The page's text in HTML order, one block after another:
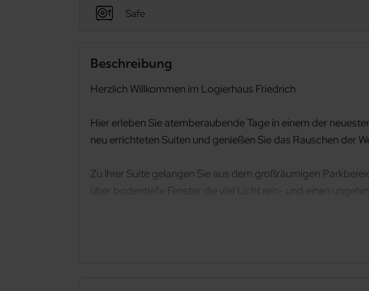
Safe
Beschreibung
Herzlich Willkommen im Logierhaus Friedrich
Hier erleben Sie atemberaubende Tage in einem der
neu errichteten Suiten und genießen Sie das Rauschen der
Zu Ihrer Suite gelangen Sie aus dem großräumigen
über bodentiefe Fenster die viel Licht rein- und einen